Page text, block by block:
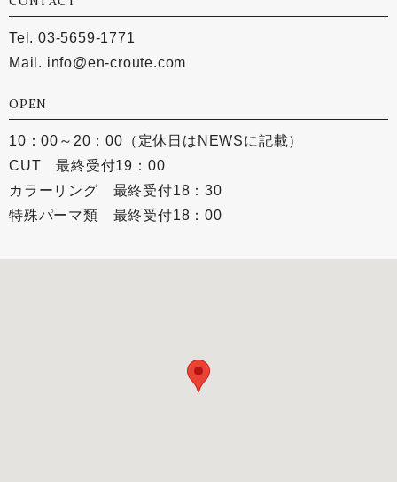
Tel. 03-5659-1771
Mail. info@en-croute.com
OPEN
10：00～20：00（定休日はNEWSに記載）
CUT 最終受付19：00
カラーリング 最終受付18：30
特殊パーマ類 最終受付18：00